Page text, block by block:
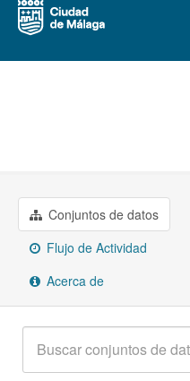
Grupos
Acerca de
Conjuntos de datos
Flujo de Actividad
Acerca de